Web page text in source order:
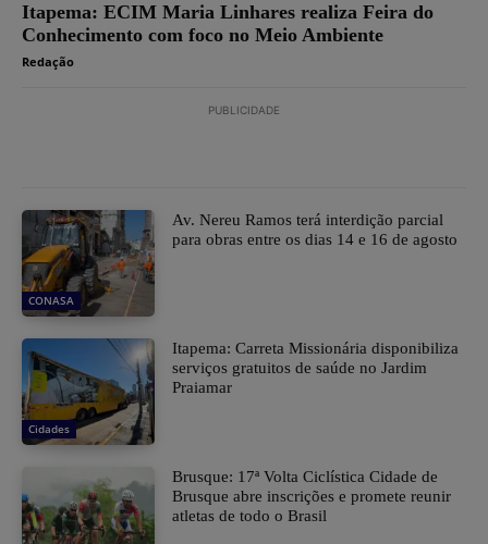
Itapema: ECIM Maria Linhares realiza Feira do
Conhecimento com foco no Meio Ambiente
Redação
PUBLICIDADE
CONASA
Av. Nereu Ramos terá interdição parcial
para obras entre os dias 14 e 16 de agosto
Cidades
Itapema: Carreta Missionária disponibiliza
serviços gratuitos de saúde no Jardim
Praiamar
Brusque: 17ª Volta Ciclística Cidade de
Brusque abre inscrições e promete reunir
atletas de todo o Brasil